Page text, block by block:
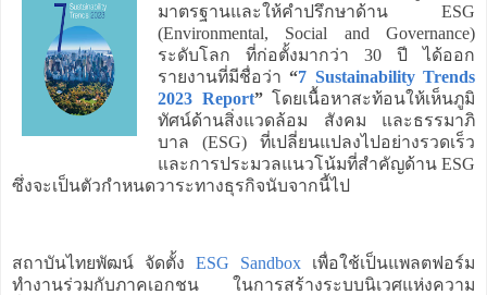
มาตรฐานและให้คำปรึกษาด้าน ESG
(Environmental, Social and Governance)
ระดับโลก ที่ก่อตั้งมากว่า 30 ปี ได้ออก
รายงานที่มีชื่อว่า“7 Sustainability Trends
2023 Report”โดยเนื้อหาสะท้อนให้เห็นภูมิ
ทัศน์ด้านสิ่งแวดล้อม สังคม และธรรมาภิ
บาล (ESG) ที่เปลี่ยนแปลงไปอย่างรวดเร็ว
และการประมวลแนวโน้มที่สำคัญด้าน ESG
ซึ่งจะเป็นตัวกำหนดวาระทางธุรกิจนับจากนี้ไป
สถาบันไทยพัฒน์ จัดตั้ง ESG Sandbox เพื่อใช้เป็นแพลตฟอร์ม
ทำงานร่วมกับภาคเอกชน ในการสร้างระบบนิเวศแห่งความ